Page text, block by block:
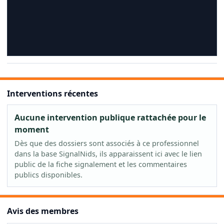
Interventions récentes
Aucune intervention publique rattachée pour le
moment
Dès que des dossiers sont associés à ce professionnel
dans la base SignalNids, ils apparaissent ici avec le lien
public de la fiche signalement et les commentaires
publics disponibles.
Avis des membres